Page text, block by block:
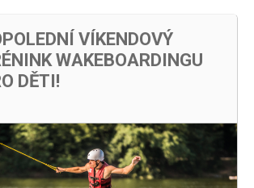
VÍKENDOVÝ
WAKEBOARDINGU
DĚTI!